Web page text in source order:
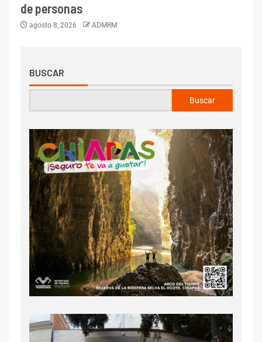
de personas
agosto 8, 2026 ADMRM
BUSCAR
Buscar